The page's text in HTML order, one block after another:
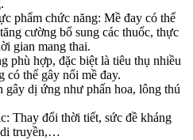
phẩm chức năng: Mề đay có thể
cường bổ sung các thuốc, thực
gian mang thai.
phù hợp, đặc biệt là tiêu thụ nhiều
có thể gây nổi mề đay.
gây dị ứng như phấn hoa, lông thú
Thay đổi thời tiết, sức đề kháng
di truyền,…